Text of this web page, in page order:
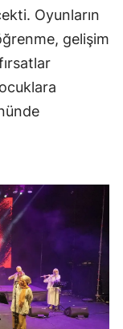
Oyunların
gelişim